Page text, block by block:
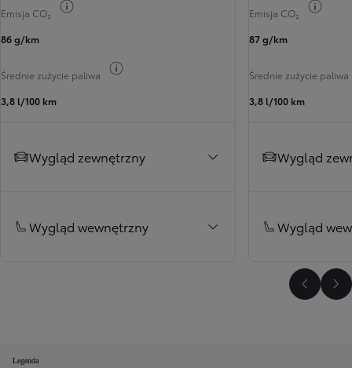
Emisja CO₂
86 g/km
Średnie zużycie paliwa
Przełącz informacje o paliwie
3,8 l/100 km
Wygląd zewnętrzny
Wygląd wewnętrzny
Emisja CO₂
87 g/km
Średnie zużycie paliwa
3,8 l/100 km
Wygląd
Wygląd
Legenda